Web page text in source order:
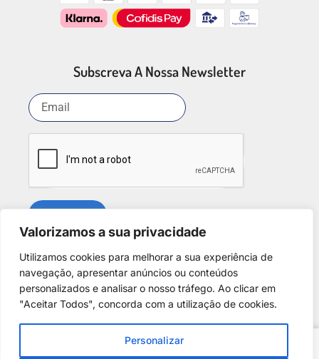
Valorizamos a sua privacidade
Utilizamos cookies para melhorar a sua experiência de
navegação, apresentar anúncios ou conteúdos
personalizados e analisar o nosso tráfego. Ao clicar em
"Aceitar Todos", concorda com a utilização de cookies.
Personalizar
Subscreva A Nossa Newsletter
Redes Sociais